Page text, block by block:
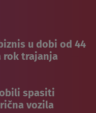
u dobi od 44
rok trajanja
spasiti
vozila